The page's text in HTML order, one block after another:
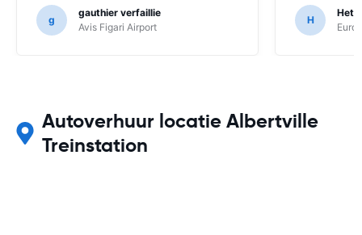
g
gauthier verfaillie
Avis Figari Airport
H
Autoverhuur locatie Albertville
Treinstation